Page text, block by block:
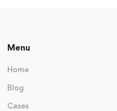
Menu
Home
Blog
Cases